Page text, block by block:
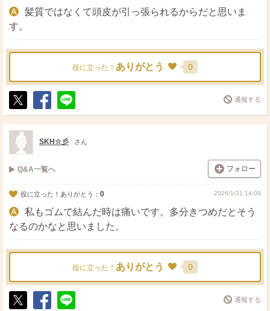
髪質ではなくて頭皮が引っ張られるからだと思いま
す。
役に立った！ ありがとう 0
ポ
ス
ト
シ
ェ
送
る
通報する
SKH☆彡 さん
Q&A一覧へ フォロー
役に立った！ありがとう： 0 2026/1/31 14:09
私もゴムで結んだ時は痛いです。多分きつめだとそう
なるのかなと思いました。
役に立った！ ありがとう 0
通報する